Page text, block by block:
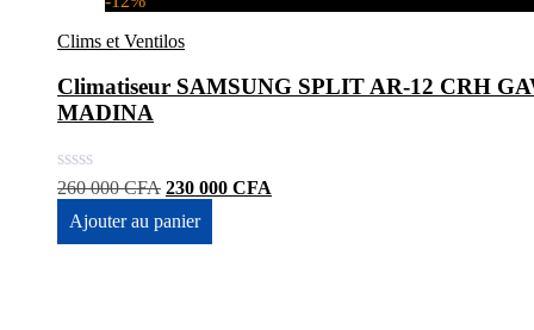
Clims et Ventilos
Climatiseur SAMSUNG SPLIT AR-12 CRH
MADINA
260 000CFA Le
initial
était :
230 000 CFA
Ajouter au panier